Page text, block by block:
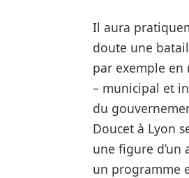
Il aura
doute une
par exemple en
– municipal et
du
Doucet à Lyon
une figure d’un
un programme